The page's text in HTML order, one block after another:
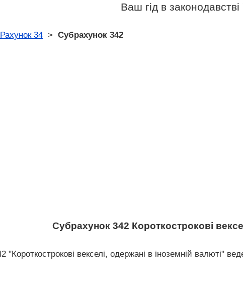
Ваш гід в законодавстві
Рахунок 34 > Субрахунок 342
Субрахунок 342 Короткострокові
"Короткострокові векселі, одержані в іноземній валюті"